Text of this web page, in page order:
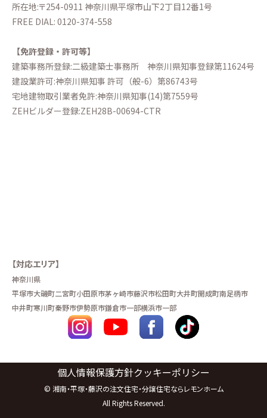
所在地:〒254-0911 神奈川県平塚市山下2丁目12番1号
FREE DIAL: 0120-374-558
【免許登録・許可等】
建築事務所登録:二級建築士事務所 神奈川県知事登録第11624号
建設業許可:神奈川県知事 許可（般-6）第86743号
宅地建物取引業者免許:神奈川県知事(14)第7559号
ZEHビルダー登録:ZEH28B-00694-CTR
【対応エリア】
神奈川県
平塚市大磯町二宮町小田原市茅ヶ崎市藤沢市松田町大井町開成町南足柄市
中井町寒川町秦野市伊勢原市鎌倉市一部横浜市一部
個人情報保護方針クッキーポリシー
© 湘南・平塚・藤沢の注文住宅・分譲住宅ならレモンホーム
All Rights Reserved.